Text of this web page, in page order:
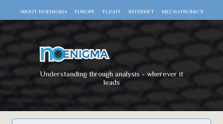
ABOUT NOENIGMA EUROPE FLIGHT INTERNET MECHATRONICS
Understanding through analysis - wherever it
leads